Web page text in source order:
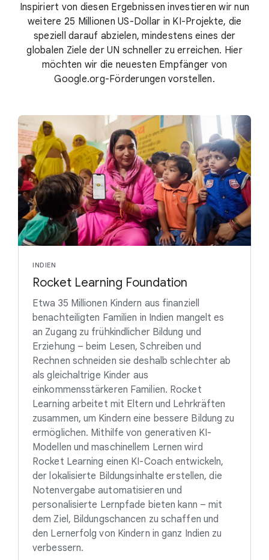
Inspiriert von diesen Ergebnissen investieren wir nun
weitere 25 Millionen US-Dollar in KI-Projekte, die
speziell darauf abzielen, mindestens eines der
globalen Ziele der UN schneller zu erreichen. Hier
möchten wir die neuesten Empfänger von
Google.org-Förderungen vorstellen.
INDIEN
Rocket Learning Foundation
Etwa 35 Millionen Kindern aus finanziell
benachteiligten Familien in Indien mangelt es
an Zugang zu frühkindlicher Bildung und
Erziehung – beim Lesen, Schreiben und
Rechnen schneiden sie deshalb schlechter ab
als gleichaltrige Kinder aus
einkommensstärkeren Familien. Rocket
Learning arbeitet mit Eltern und Lehrkräften
zusammen, um Kindern eine bessere Bildung zu
ermöglichen. Mithilfe von generativen KI-
Modellen und maschinellem Lernen wird
Rocket Learning einen KI-Coach entwickeln,
der lokalisierte Bildungsinhalte erstellen, die
Notenvergabe automatisieren und
personalisierte Lernpfade bieten kann – mit
dem Ziel, Bildungschancen zu schaffen und
den Lernerfolg von Kindern in ganz Indien zu
verbessern.